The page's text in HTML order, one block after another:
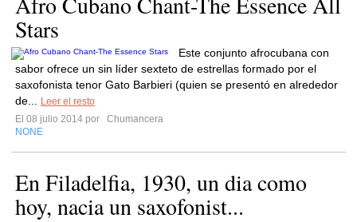
Stars
Este conjunto afrocubana con
sabor ofrece un sin líder sexteto de estrellas formado por el
saxofonista tenor Gato Barbieri (quien se presentó en alrededor
de...
Leer el resto
El 08 julio 2014 por
Chumancera
NONE
En Filadelfia, 1930, un dia como
hoy, nacia un saxofonist...